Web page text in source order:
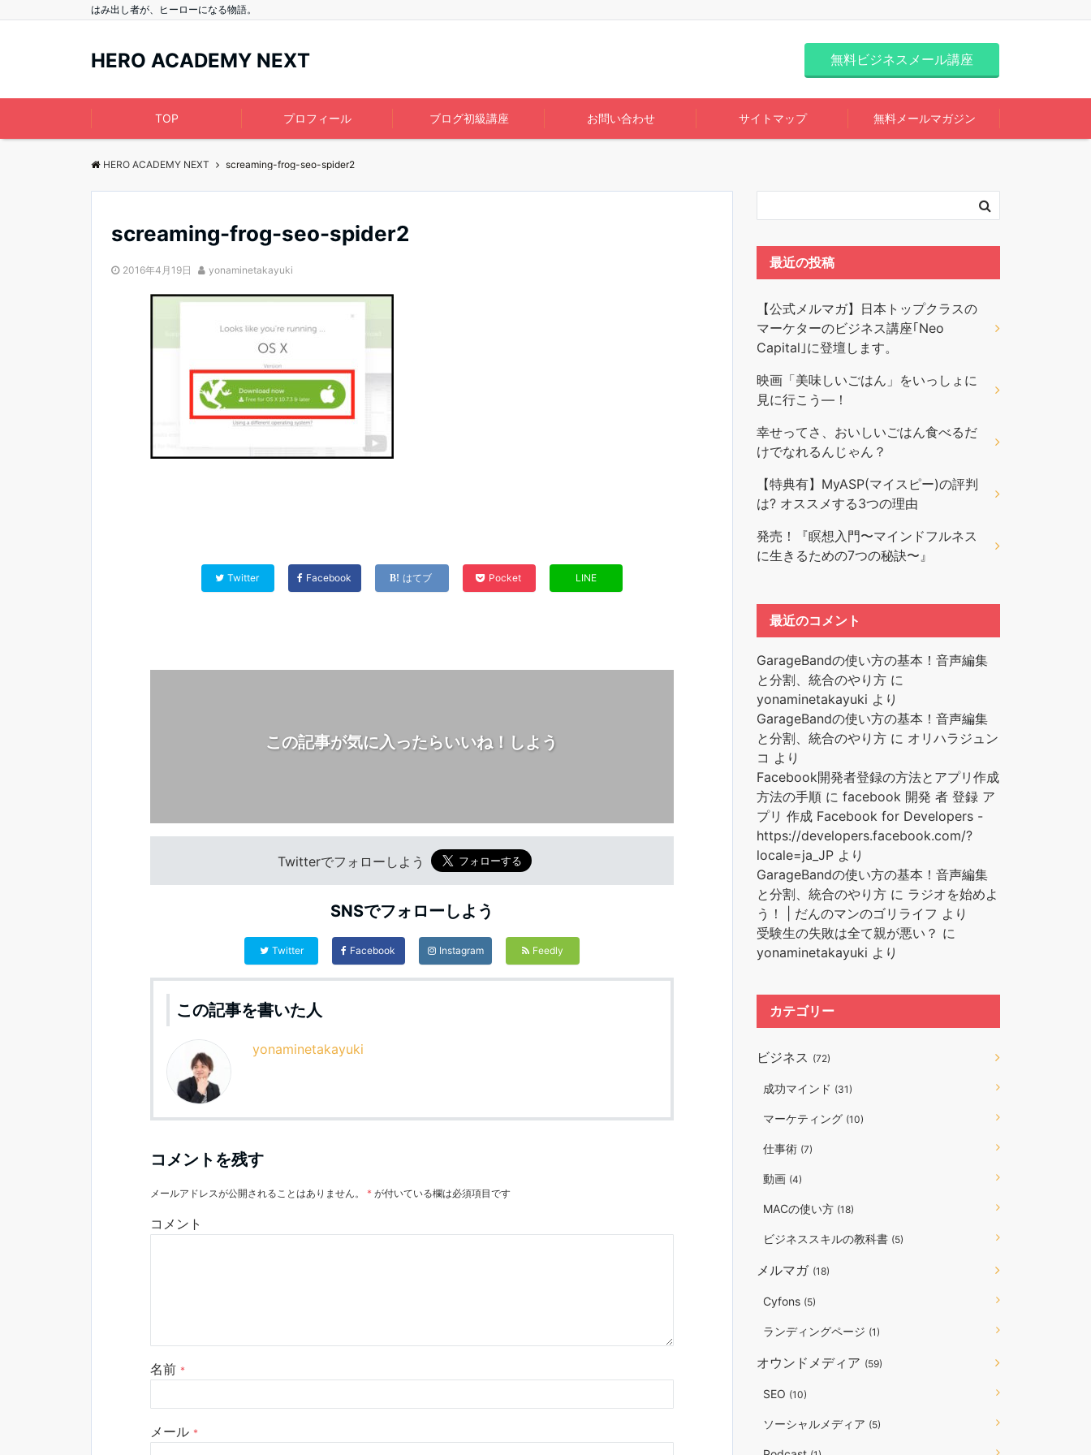
はみ出し者が、ヒーローになる物語。
HERO ACADEMY NEXT 無料ビジネスメール講座
TOP プロフィール ブログ初級講座 お問い合わせ サイトマップ 無料メールマガジン
HERO ACADEMY NEXT screaming-frog-seo-spider2
screaming-frog-seo-spider2
2016年4月19日 yonaminetakayuki
Twitter Facebook はてブ Pocket LINE
この記事が気に入ったらいいね！しよう
Twitterでフォローしよう
SNSでフォローしよう
Twitter Facebook Instagram Feedly
この記事を書いた人
yonaminetakayuki
コメントを残す
メールアドレスが公開されることはありません。 * が付いている欄は必須項目です
コメント
名前 *
メール *
最近の投稿
【公式メルマガ】日本トップクラスの
マーケターのビジネス講座｢Neo
Capital｣に登壇します。
映画「美味しいごはん」をいっしょに
見に行こう―！
幸せってさ、おいしいごはん食べるだ
けでなれるんじゃん？
【特典有】MyASP(マイスピー)の評判
は? オススメする3つの理由
発売！『瞑想入門〜マインドフルネス
に生きるための7つの秘訣〜』
最近のコメント
GarageBandの使い方の基本！音声編集
と分割、統合のやり方 に
yonaminetakayuki より
GarageBandの使い方の基本！音声編集
と分割、統合のやり方 に オリハラジュン
コ より
Facebook開発者登録の方法とアプリ作成
方法の手順 に facebook 開発 者 登録 ア
プリ 作成 Facebook for Developers -
https://developers.facebook.com/?
locale=ja_JP より
GarageBandの使い方の基本！音声編集
と分割、統合のやり方 に ラジオを始めよ
う！ | だんのマンのゴリライフ より
受験生の失敗は全て親が悪い？ に
yonaminetakayuki より
カテゴリー
ビジネス (72)
成功マインド (31)
マーケティング (10)
仕事術 (7)
動画 (4)
MACの使い方 (18)
ビジネススキルの教科書 (5)
メルマガ (18)
Cyfons (5)
ランディングページ (1)
オウンドメディア (59)
SEO (10)
ソーシャルメディア (5)